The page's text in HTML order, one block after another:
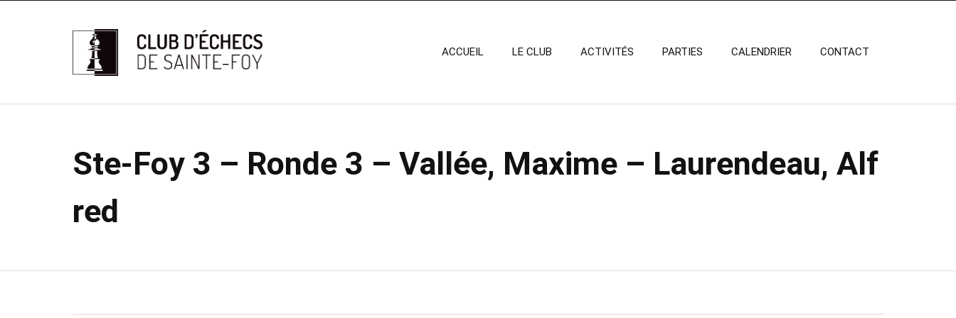
ACCUEIL LE CLUB ACTIVITÉS PARTIES CALENDRIER CONTACT
Ste-Foy 3 – Ronde 3 – Vallée, Maxime – Laurendeau, Alf
red